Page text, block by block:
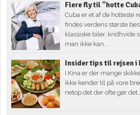
Flere fly til “hotte
Cuba er et af de hotteste
findes verdens største
klassiske biler, kridhvide
man ikke kan...
Insider tips til rejsen i
I Kina er der mange
ikke kender til på vore
netop det der ofte gør